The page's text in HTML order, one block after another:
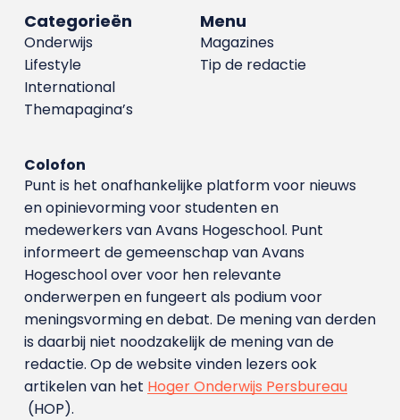
Menu
Magazines
Tip de redactie
Categorieën
Onderwijs
Lifestyle
International
Themapagina’s
Colofon
Punt is het onafhankelijke platform voor nieuws
en opinievorming voor studenten en
medewerkers van Avans Hoge­school. Punt
informeert de gemeenschap van Avans
Hogeschool over voor hen relevante
onderwerpen en fungeert als podium voor
meningsvorming en debat. De mening van derden
is daarbij niet noodzakelijk de mening van de
redactie. Op de website vinden lezers ook
artikelen van het Hoger Onderwijs Persbureau
(HOP).